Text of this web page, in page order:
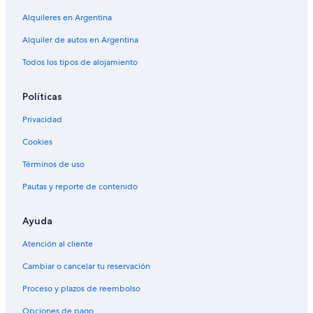
Alquileres en Argentina
Alquiler de autos en Argentina
Todos los tipos de alojamiento
Políticas
Privacidad
Cookies
Términos de uso
Pautas y reporte de contenido
Ayuda
Atención al cliente
Cambiar o cancelar tu reservación
Proceso y plazos de reembolso